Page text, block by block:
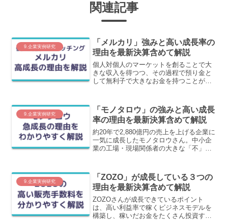
関連記事
9.企業実例研究
「メルカリ」強みと高い成長率の
理由を最新決算含めて解説
個人対個人のマーケットを創ることで大
きな収入を得つつ、その過程で預り金と
して無利子で大きなお金を持つことがで
ます。
9.企業実例研究
「モノタロウ」の強みと高い成長
率の理由を最新決算含めて解説
約20年で2,880億円の売上を上げる企業に
一気に成長したモノタロウさん。中小企
業の工場・現場関係者の大きな「不」を
か？をわかりやすく解説します。
9.企業実例研究
「ZOZO」が成長している３つの
理由を最新決算含めて解説
ZOZOさんが成長できているポイント
は、高い利益率で稼くビジネスモデルを
構築し、稼いだお金をたくさん投資する